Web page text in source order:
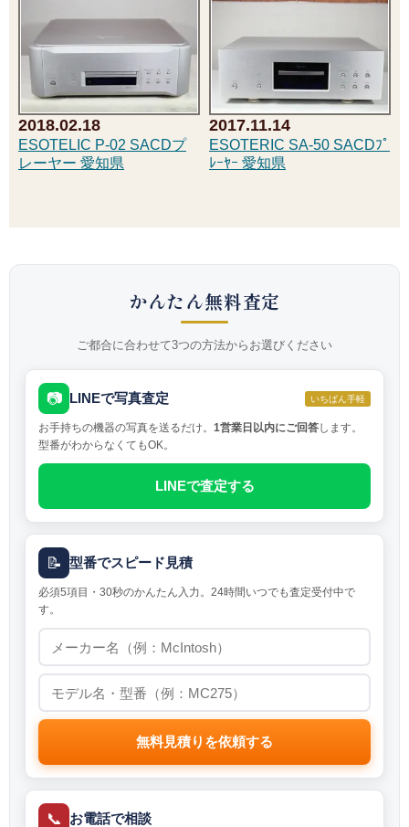
2018.02.18
ESOTELIC P-02 SACDプ
レーヤー 愛知県
2017.11.14
ESOTERIC SA-50 SACDﾌﾟ
ﾚｰﾔｰ 愛知県
かんたん無料査定
ご都合に合わせて3つの方法からお選びください
📷 LINEで写真査定 いちばん手軽
お手持ちの機器の写真を送るだけ。 1営業日以内にご回答します。
型番がわからなくてもOK。
LINEで査定する
📝 型番でスピード見積
必須5項目・30秒のかんたん入力。24時間いつでも査定受付中で
す。
無料見積りを依頼する
📞 お電話で相談